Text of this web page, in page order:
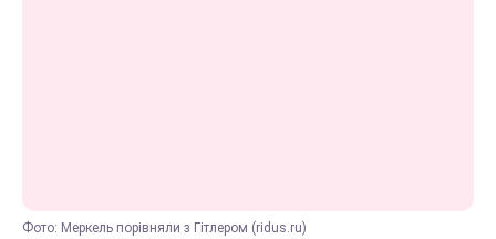
Фото: Меркель порівняли з Гітлером (ridus.ru)